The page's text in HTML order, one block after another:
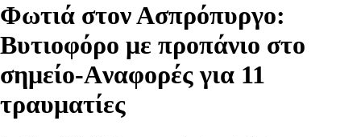
Φωτιά στον Ασπρόπυργο:
Βυτιοφόρο με προπάνιο στο
σημείο-Aναφορές για 11
τραυματίες